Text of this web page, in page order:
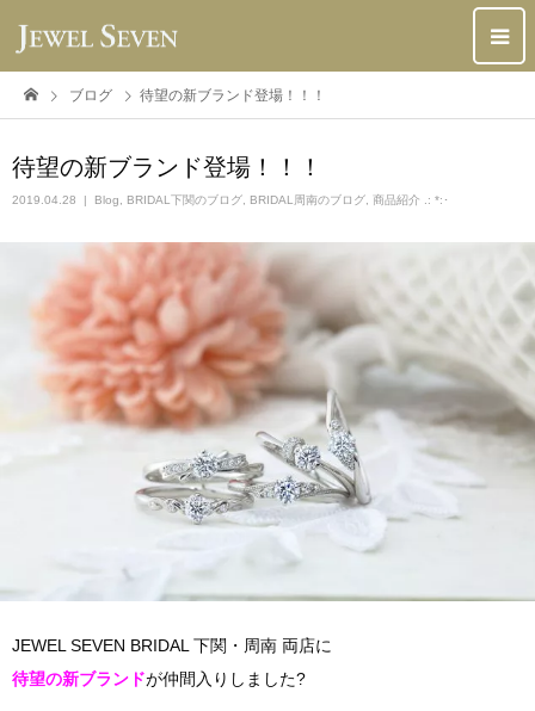
ブログ 待望の新ブランド登場！！！
待望の新ブランド登場！！！
2019.04.28 Blog BRIDAL下関のブログ BRIDAL周南のブログ 商品紹介 .: *:･
JEWEL SEVEN BRIDAL 下関・周南 両店に
待望の新ブランドが仲間入りしました?